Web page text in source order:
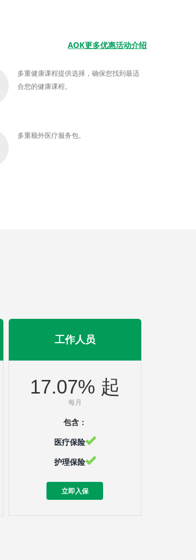
AOK更多优惠活动介绍
多重健康课程提供选择，确保您找到最适
合您的健康课程。
多重额外医疗服务包。
工作人员
17.07% 起
每月
包含：
医疗保险
护理保险
立即入保